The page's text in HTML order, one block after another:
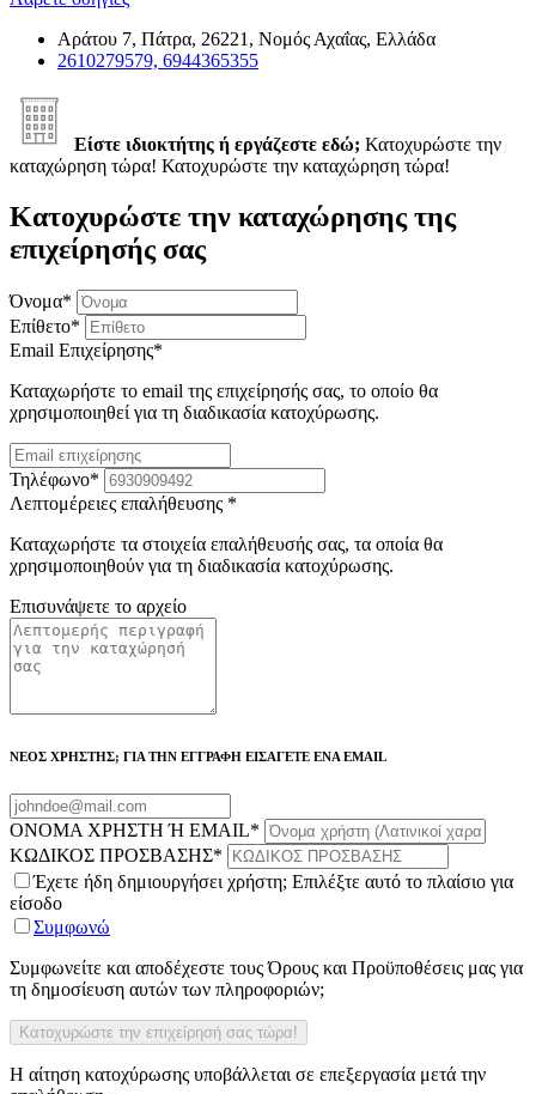
Αράτου 7, Πάτρα, 26221, Νομός Αχαΐας, Ελλάδα
2610279579, 6944365355
Είστε ιδιοκτήτης ή εργάζεστε εδώ; Κατοχυρώστε την
καταχώρηση τώρα! Κατοχυρώστε την καταχώρηση τώρα!
Κατοχυρώστε την καταχώρησης της
επιχείρησής σας
Όνομα*
Επίθετο*
Email Επιχείρησης*
Καταχωρήστε το email της επιχείρησής σας, το οποίο θα
χρησιμοποιηθεί για τη διαδικασία κατοχύρωσης.
Τηλέφωνο*
Λεπτομέρειες επαλήθευσης *
Καταχωρήστε τα στοιχεία επαλήθευσής σας, τα οποία θα
χρησιμοποιηθούν για τη διαδικασία κατοχύρωσης.
Επισυνάψετε το αρχείο
ΝΕΟΣ ΧΡΗΣΤΗΣ; ΓΙΑ ΤΗΝ ΕΓΓΡΑΦΗ ΕΙΣΑΓΕΤΕ ΕΝΑ EMAIL
ΟΝΟΜΑ ΧΡΗΣΤΗ Ή EMAIL*
ΚΩΔΙΚΟΣ ΠΡΟΣΒΑΣΗΣ*
Έχετε ήδη δημιουργήσει χρήστη; Επιλέξτε αυτό το πλαίσιο για
είσοδο
Συμφωνώ
Συμφωνείτε και αποδέχεστε τους Όρους και Προϋποθέσεις μας για
τη δημοσίευση αυτών των πληροφοριών;
Η αίτηση κατοχύρωσης υποβάλλεται σε επεξεργασία μετά την